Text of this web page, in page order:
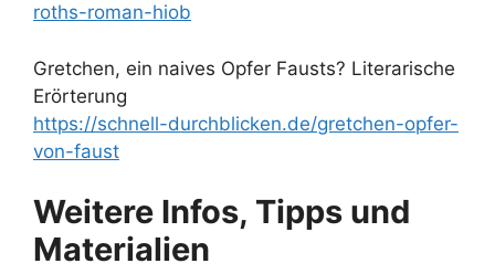
roths-roman-hiob
Gretchen, ein naives Opfer Fausts? Literarische
Erörterung
https://schnell-durchblicken.de/gretchen-opfer-
von-faust
Weitere Infos, Tipps und
Materialien